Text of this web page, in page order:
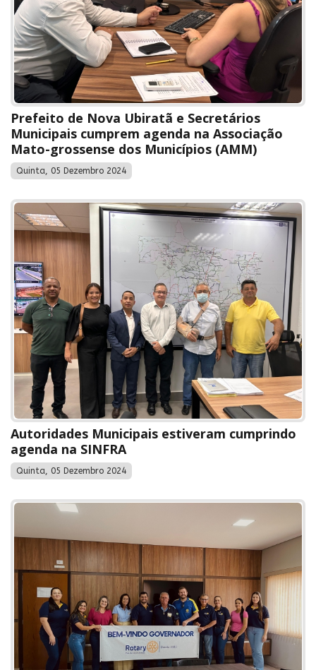
Prefeito de Nova Ubiratã e Secretários
Municipais cumprem agenda na Associação
Mato-grossense dos Municípios (AMM)
Quinta, 05 Dezembro 2024
Autoridades Municipais estiveram cumprindo
agenda na SINFRA
Quinta, 05 Dezembro 2024